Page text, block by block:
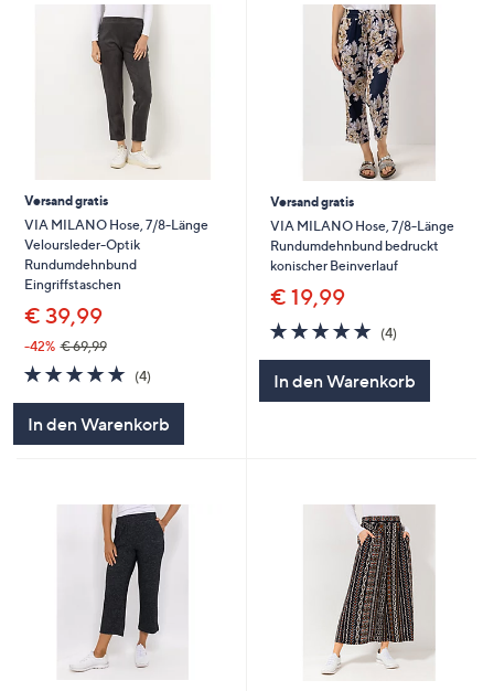
anzuzeigen.
Versand gratis
VIA MILANO Hose, 7/8-Länge
Veloursleder-Optik
Rundumdehnbund
Eingriffstaschen
€ 39,99
-42% € 69,99
5.0
von
(4)4
In den Warenkorb
Versand gratis
VIA MILANO Hose, 7/8-Länge
Rundumdehnbund bedruckt
konischer Beinverlauf
€ 19,99
5.0
von
(4)4
In den Warenkorb